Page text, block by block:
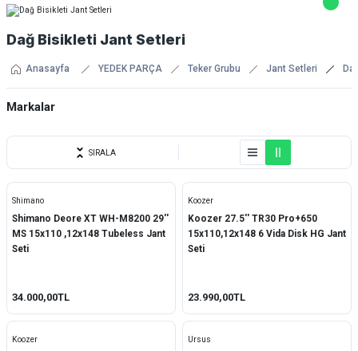
Dağ Bisikleti Jant Setleri
Anasayfa YEDEK PARÇA Teker Grubu Jant Setleri
Markalar
Fulcrum
Koozer
Ursus
SIRALA
Shimano
Shimano Deore XT WH-M8200 29''
MS 15x110 ,12x148 Tubeless Jant
Seti
34.000,00TL
Koozer
Koozer 27.5'' TR30 Pro+650
15x110,12x148 6 Vida Disk HG Jant
Seti
23.990,00TL
Koozer Ursus